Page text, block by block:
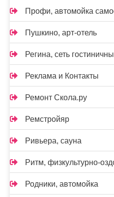
Профи, автомойка
Пушкино, арт-отель
Регина, сеть
Реклама и Контакты
Ремонт Скола.ру
Ремстройяр
Ривьера, сауна
Ритм, физкультурно-
Родники, автомойка